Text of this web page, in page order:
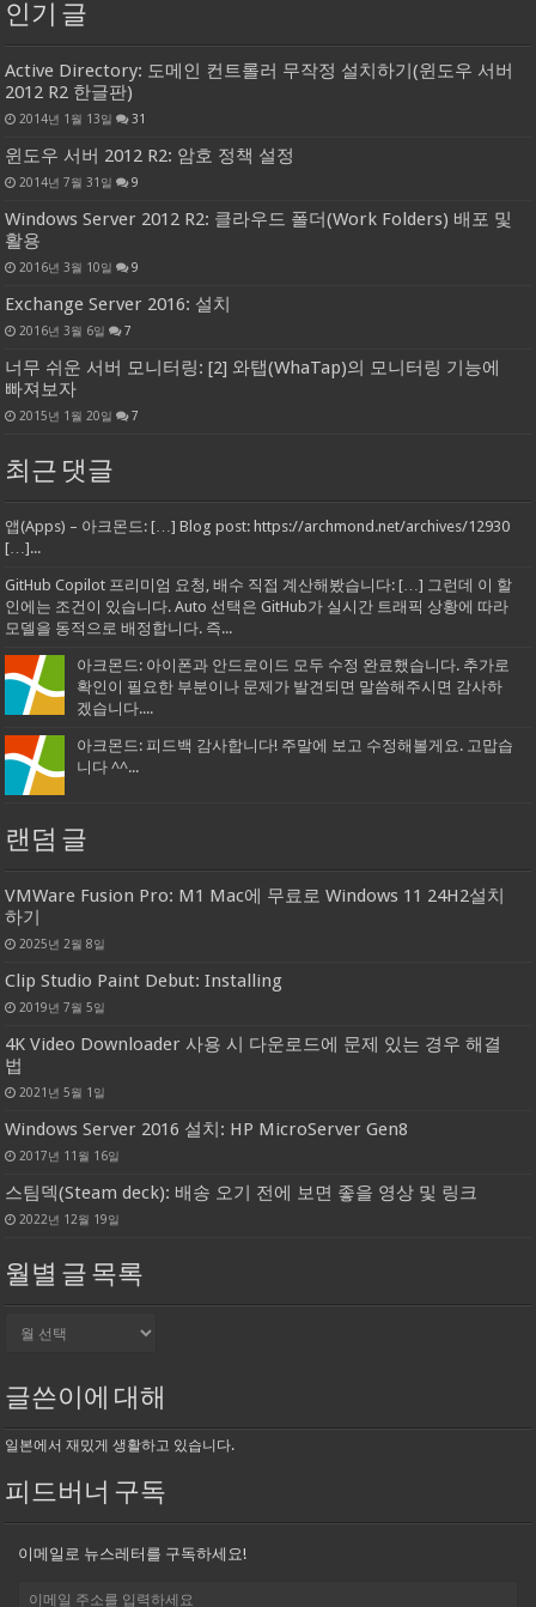
인기 글
Active Directory: 도메인 컨트롤러 무작정 설치하기(윈도우 서버
2012 R2 한글판)
2014년 1월 13일 31
윈도우 서버 2012 R2: 암호 정책 설정
2014년 7월 31일 9
Windows Server 2012 R2: 클라우드 폴더(Work Folders) 배포 및
활용
2016년 3월 10일 9
Exchange Server 2016: 설치
2016년 3월 6일 7
너무 쉬운 서버 모니터링: [2] 와탭(WhaTap)의 모니터링 기능에
빠져보자
2015년 1월 20일 7
최근 댓글
앱(Apps) – 아크몬드: […] Blog post: https://archmond.net/archives/12930
[…]...
GitHub Copilot 프리미엄 요청, 배수 직접 계산해봤습니다: […] 그런데 이 할
인에는 조건이 있습니다. Auto 선택은 GitHub가 실시간 트래픽 상황에 따라
모델을 동적으로 배정합니다. 즉...
아크몬드: 아이폰과 안드로이드 모두 수정 완료했습니다. 추가로
확인이 필요한 부분이나 문제가 발견되면 말씀해주시면 감사하
겠습니다....
아크몬드: 피드백 감사합니다! 주말에 보고 수정해볼게요. 고맙습
니다 ^^...
랜덤 글
VMWare Fusion Pro: M1 Mac에 무료로 Windows 11 24H2설치
하기
2025년 2월 8일
Clip Studio Paint Debut: Installing
2019년 7월 5일
4K Video Downloader 사용 시 다운로드에 문제 있는 경우 해결
법
2021년 5월 1일
Windows Server 2016 설치: HP MicroServer Gen8
2017년 11월 16일
스팀덱(Steam deck): 배송 오기 전에 보면 좋을 영상 및 링크
2022년 12월 19일
월별 글 목록
목
록
글쓴이에 대해
일본에서 재밌게 생활하고 있습니다.
피드버너 구독
이메일로 뉴스레터를 구독하세요!